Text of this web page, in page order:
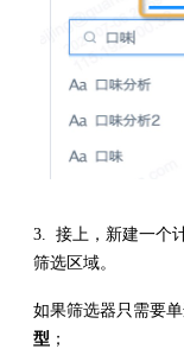
3. 接上，新建一个
筛选区域。
如果筛选器只需要
型 ；